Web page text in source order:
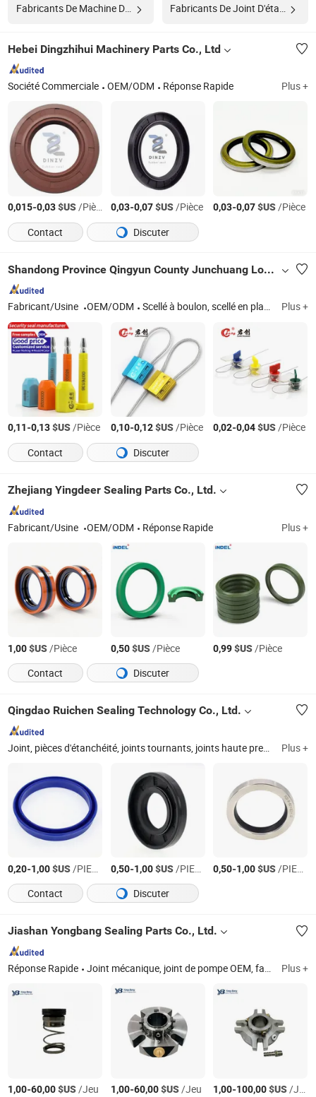
Fabricants De Machine De Scellage
Hebei Dingzhihui Machinery Parts Co., Ltd
Société Commerciale OEM/ODM Réponse Rapide Plus +
0,015-0,03$US/Pièce 0,03-0,07$US/Pièce 0,03-0,07$US/Pièce
Contact
Discuter
Shandong Province Qingyun County Junchuang Lock Industral Co., Ltd.
Fabricant/Usine OEM/ODM Scellé à boulon, scellé en plastique, scellé en plomb, scellé de compteur, scellé de sécurité Plus +
0,11-0,13$US/Pièce 0,10-0,12$US/Pièce 0,02-0,04$US/Pièce
Contact
Discuter
Zhejiang Yingdeer Sealing Parts Co., Ltd.
Fabricant/Usine OEM/ODM Réponse Rapide Plus +
1,00$US/Pièce 0,50$US/Pièce 0,99$US/Pièce
Contact
Discuter
Qingdao Ruichen Sealing Technology Co., Ltd.
Joint, pièces d'étanchéité, joints tournants, joints haute pression, joints hydrauliques, joints rotatifs, joints à ressort, pièces d'étanchéité de base, joint torique, matériau d'étanchéité Plus +
0,20-1,00$US/PIECE 0,50-1,00$US/PIECE 0,50-1,00$US/PIECE
Contact
Discuter
Jiashan Yongbang Sealing Parts Co., Ltd.
Réponse Rapide Joint mécanique, joint de pompe OEM, faces de joint, joint à soufflet métallique, gaz sec Plus +
1,00-60,00$US/Jeu 1,00-60,00$US/Jeu 1,00-100,00$US/Jeu